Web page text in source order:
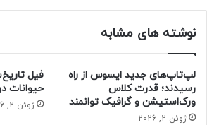
نوشته های مشابه
لپ‌تاپ‌های جدید ایسوس از راه
رسیدند؛ قدرت کلاس
ورک‌استیشن و گرافیک توانمند
ژوئن 2, 2026
فیل
حیوانات در ۵۵ سالگی از دنیا رفت
ژوئن 2, 2026